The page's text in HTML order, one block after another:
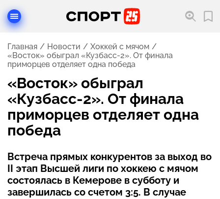
Главная Новости
Хоккей с мячом
«Восток» обыграл «Кузбасс-2». От финала
приморцев отделяет одна победа
«Восток» обыграл
«Кузбасс-2». От финала
приморцев отделяет одна
победа
Встреча прямых конкурентов за выход во
II этап Высшей лиги по хоккею с мячом
состоялась в Кемерове в субботу и
завершилась со счетом 3:5. В случае